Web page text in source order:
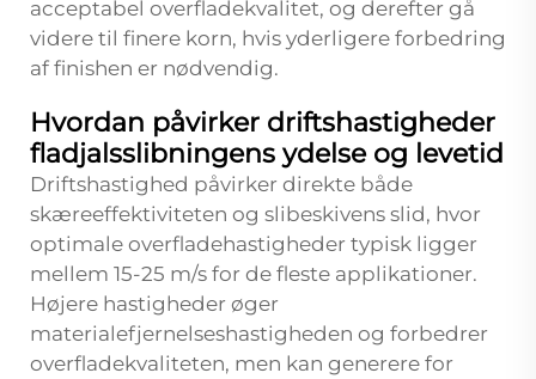
acceptabel overfladekvalitet, og derefter gå
videre til finere korn, hvis yderligere forbedring
af finishen er nødvendig.
Hvordan påvirker driftshastigheder
fladjalsslibningens ydelse og levetid
Driftshastighed påvirker direkte både
skæreeffektiviteten og slibeskivens slid, hvor
optimale overfladehastigheder typisk ligger
mellem 15-25 m/s for de fleste applikationer.
Højere hastigheder øger
materialefjernelseshastigheden og forbedrer
overfladekvaliteten, men kan generere for